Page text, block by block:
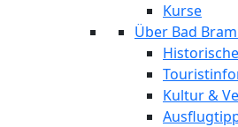
Kurse
Über Bad
Kultur &